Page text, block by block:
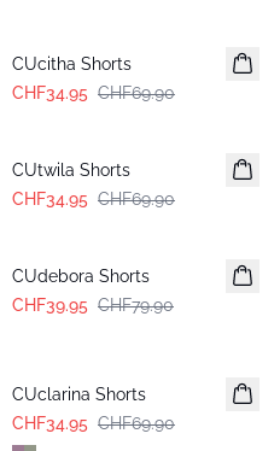
CUcitha Shorts
CHF34.95 CHF69.90
CUtwila Shorts
CHF34.95 CHF69.90
CUdebora Shorts
CHF39.95 CHF79.90
CUclarina Shorts
CHF34.95 CHF69.90